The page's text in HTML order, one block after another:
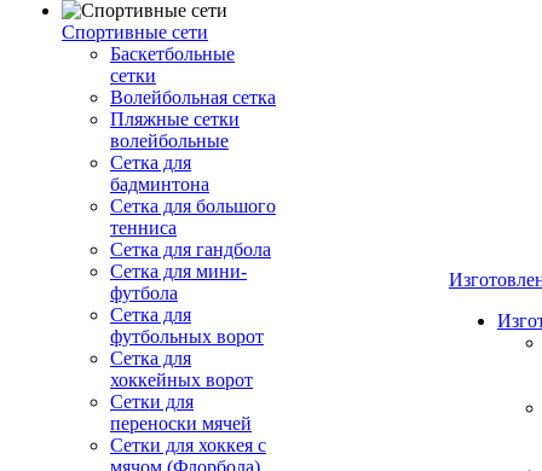
Спортивные сети
Баскетбольные
сетки
Волейбольная сетка
Пляжные сетки
волейбольные
Сетка для
бадминтона
Сетка для большого
тенниса
Сетка для гандбола
Сетка для мини-
футбола
Сетка для
футбольных ворот
Сетка для
хоккейных ворот
Сетки для
переноски мячей
Сетки для хоккея с
мячом (Флорбола)